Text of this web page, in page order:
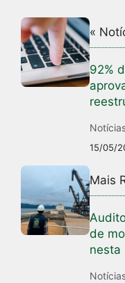
«
92%
15/05/
Mais
de
nesta